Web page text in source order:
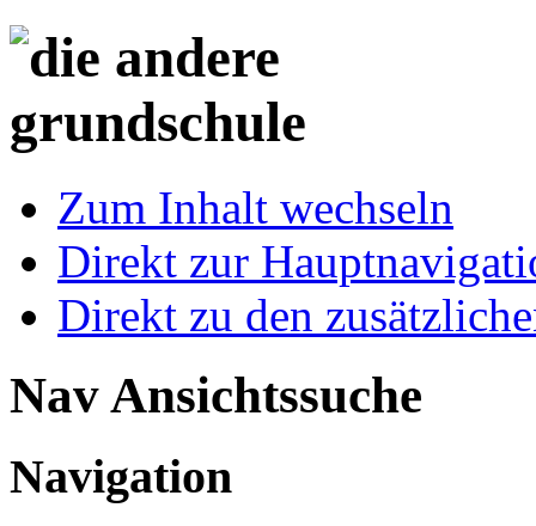
Zum Inhalt wechseln
Direkt zur
Direkt zu den
Nav Ansichtssuche
Navigation